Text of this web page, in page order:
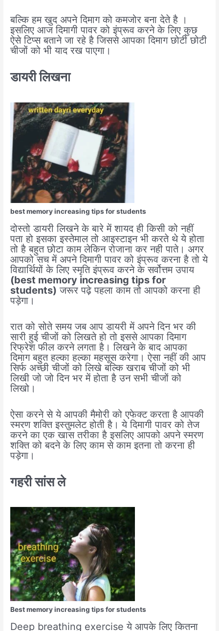
बल्कि हम खुद अपने दिमाग को कमजोर बना देते है ।
इसलिए आज दिमागी पावर को इंप्रूव करने के लिए कुछ
ऐसे टिप्स बताने जा रहे है जिससे आपका दिमाग छोटी छोटी
चीजों को भी याद रख पाएगा।
डायरी लिखना
best memory increasing tips for students
दोस्तो डायरी लिखने के बारे में शायद ही किसी को नहीं
पता हो इसका इस्तेमाल तो आइस्टाइन भी करते थे ये होता
तो है बहुत छोटा काम लेकिन रोजाना कर नही पाते। अगर
आपको सच में अपने दिमागी पावर को इंप्रूव करना है तो ये
विद्यार्थियों के लिए स्मृति इंप्रूव करने के सर्वोत्तम उपाय
(best memory increasing tips for
students) जरूर पढ़े पहला काम तो आपको करना ही
पड़ेगा।
रात को सोते समय जब आप डायरी में अपने दिन भर की
सारी हुई चीजों को लिखते हो तो इससे आपका दिमाग
रिफ्रेश फील करने लगता है। लिखने के बाद आपका
दिमाग बहुत हल्का हल्का महसूस करेगा। ऐसा नहीं की आप
सिर्फ अच्छी चीजों को लिखे बल्कि खराब चीजों को भी
लिखी जो जो दिन भर में होता है उन सभी चीजों को
लिखो।
ऐसा करने से ये आपकी मैमोरी को एफेक्ट करता है आपकी
स्मरण शक्ति इस्तुमलेट होती है। ये दिमागी पावर को तेज
करने का एक खास तरीका है इसलिए आपको अपने स्मरण
शक्ति को बदने के लिए काम से काम इतना तो करना ही
पड़ेगा।
गहरी सांस ले
Best memory increasing tips for students
Deep breathing exercise ये आपके लिए कितना